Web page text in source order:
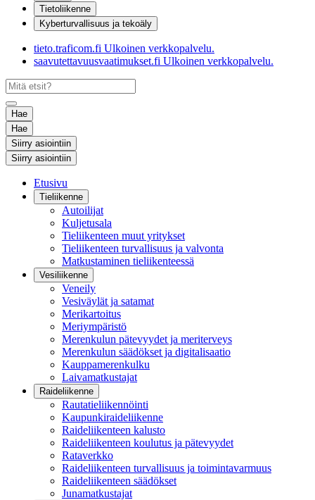
Tietoliikenne
Kyberturvallisuus ja tekoäly
tieto.traficom.fi Ulkoinen verkkopalvelu.
saavutettavuusvaatimukset.fi Ulkoinen verkkopalvelu.
Hae
Hae
Siirry asiointiin
Siirry asiointiin
Etusivu
Tieliikenne
Autoilijat
Kuljetusala
Tieliikenteen muut yritykset
Tieliikenteen turvallisuus ja valvonta
Matkustaminen tieliikenteessä
Vesiliikenne
Veneily
Vesiväylät ja satamat
Merikartoitus
Meriympäristö
Merenkulun pätevyydet ja meriterveys
Merenkulun säädökset ja digitalisaatio
Kauppamerenkulku
Laivamatkustajat
Raideliikenne
Rautatieliikennöinti
Kaupunkiraideliikenne
Raideliikenteen kalusto
Raideliikenteen koulutus ja pätevyydet
Rataverkko
Raideliikenteen turvallisuus ja toimintavarmuus
Raideliikenteen säädökset
Junamatkustajat